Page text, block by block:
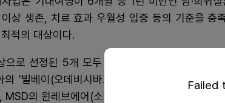
상 생존, 치료 효과 우월성 입증 등의 기준을 충
적의 대상이다.
으로 선정된 5개 모두 GIFT 품목으로, 레코르다
'빌베이(오데비시바트)', 큐로셀의 '림카토(안발
의 윈레브에어(소타터셉트)' 등이 주인공이다.
Failed